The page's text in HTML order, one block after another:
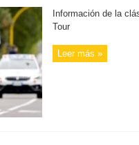
Información de la
Tour
Leer más »